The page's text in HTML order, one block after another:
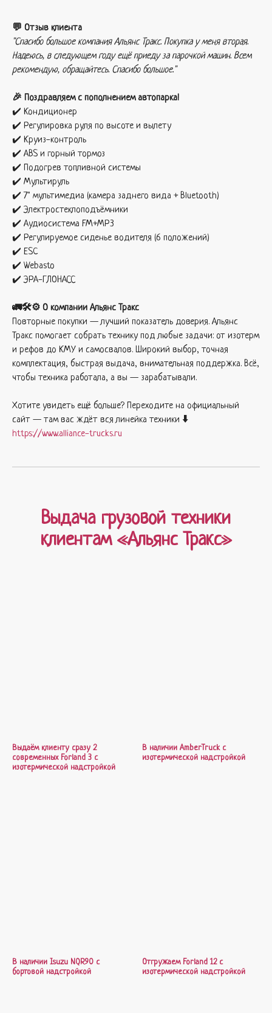
💬 Отзыв клиента
"Спасибо большое компания Альянс Тракс. Покупка у меня вторая.
Надеюсь, в следующем году ещё приеду за парочкой машин. Всем
рекомендую, обращайтесь. Спасибо большое."
🎉 Поздравляем с пополнением автопарка!
✔️ Кондиционер
✔️ Регулировка руля по высоте и вылету
✔️ Круиз-контроль
✔️ ABS и горный тормоз
✔️ Подогрев топливной системы
✔️ Мультируль
✔️ 7" мультимедиа (камера заднего вида + Bluetooth)
✔️ Электростеклоподъёмники
✔️ Аудиосистема FM+MP3
✔️ Регулируемое сиденье водителя (6 положений)
✔️ ESC
✔️ Webasto
✔️ ЭРА-ГЛОНАСС
🚛🛠️⚙️ О компании Альянс Тракс
Повторные покупки — лучший показатель доверия. Альянс
Тракс помогает собрать технику под любые задачи: от изотерм
и рефов до КМУ и самосвалов. Широкий выбор, точная
комплектация, быстрая выдача, внимательная поддержка. Всё,
чтобы техника работала, а вы — зарабатывали.
Хотите увидеть ещё больше? Переходите на официальный
сайт — там вас ждёт вся линейка техники ⬇️
https://www.alliance-trucks.ru
Выдача грузовой техники
клиентам «Альянс Тракс»
Выдаём клиенту сразу 2
современных Forland 3 с
изотермической надстройкой
В наличии AmberTruck с
изотермической надстройкой
В наличии Isuzu NQR90 с
бортовой надстройкой
Отгружаем Forland 12 с
изотермической надстройкой